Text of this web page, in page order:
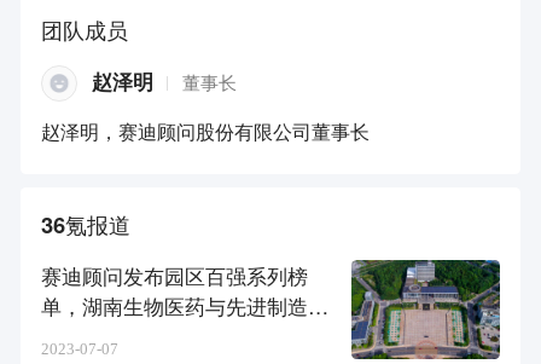
团队成员
赵泽明 董事长
赵泽明，赛迪顾问股份有限公司董事长
36氪报道
赛迪顾问发布园区百强系列榜
单，湖南生物医药与先进制造表
2023-07-07